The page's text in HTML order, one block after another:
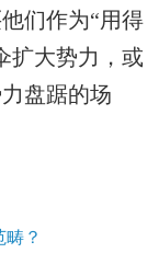
们作为“用得
扩大势力，或
盘踞的场
？